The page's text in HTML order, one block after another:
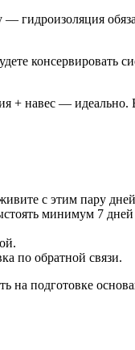
консервировать
+ навес —
с этим пару
минимум 7
по обратной связи.
на подготовке